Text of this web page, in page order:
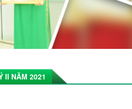
II NĂM 2021